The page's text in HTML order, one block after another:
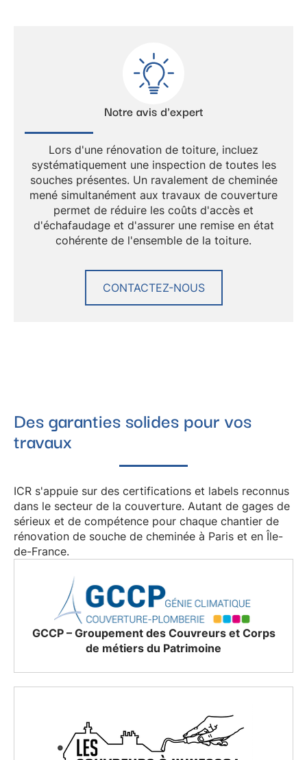
Notre avis d'expert
Lors d'une rénovation de toiture, incluez
systématiquement une inspection de toutes les
souches présentes. Un ravalement de cheminée
mené simultanément aux travaux de couverture
permet de réduire les coûts d'accès et
d'échafaudage et d'assurer une remise en état
cohérente de l'ensemble de la toiture.
CONTACTEZ-NOUS
Des garanties solides pour vos
travaux
ICR s'appuie sur des certifications et labels reconnus
dans le secteur de la couverture. Autant de gages de
sérieux et de compétence pour chaque chantier de
rénovation de souche de cheminée à Paris et en Île-
de-France.
GCCP – Groupement des Couvreurs et Corps
de métiers du Patrimoine